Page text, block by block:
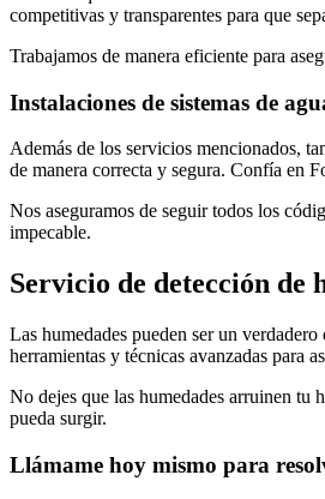
competitivas y transparentes para que
Trabajamos de manera eficiente para
Instalaciones de sistemas de
Además de los servicios mencionados,
de manera correcta y segura. Confía en
Nos aseguramos de seguir todos los
impecable.
Servicio de detección de
Las humedades pueden ser un
herramientas y técnicas avanzadas para
No dejes que las humedades arruinen tu
pueda surgir.
Llámame hoy mismo para